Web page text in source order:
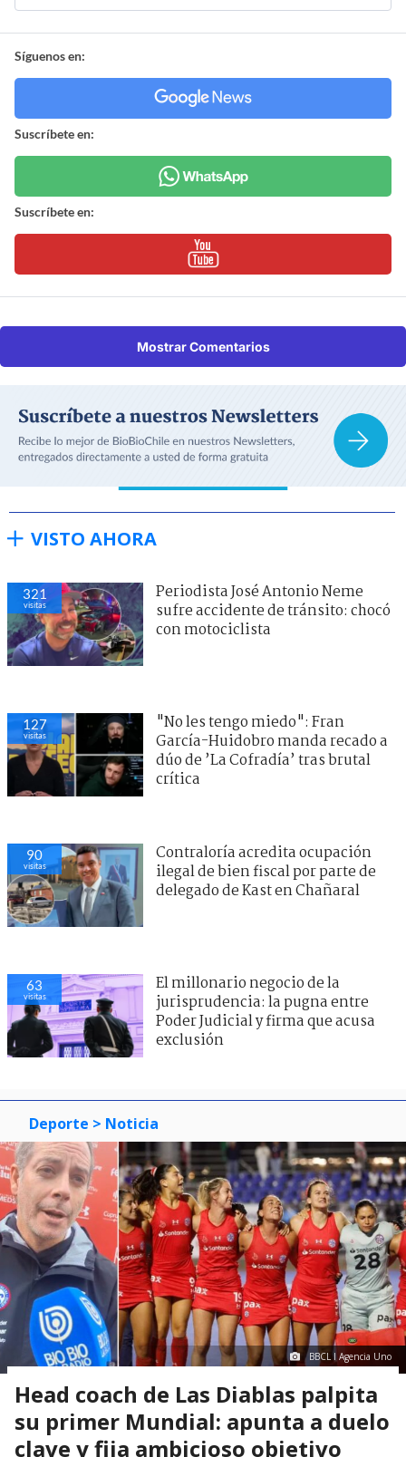
Síguenos en:
Suscríbete en:
Suscríbete en:
Mostrar Comentarios
VISTO AHORA
321
visitas
Periodista José Antonio Neme
sufre accidente de tránsito: chocó
con motociclista
127
visitas
"No les tengo miedo": Fran
García-Huidobro manda recado a
dúo de ’La Cofradía’ tras brutal
crítica
90
visitas
Contraloría acredita ocupación
ilegal de bien fiscal por parte de
delegado de Kast en Chañaral
63
visitas
El millonario negocio de la
jurisprudencia: la pugna entre
Poder Judicial y firma que acusa
exclusión
Deporte > Noticia
BBCL I Agencia Uno
Head coach de Las Diablas palpita
su primer Mundial: apunta a duelo
clave y fija ambicioso objetivo